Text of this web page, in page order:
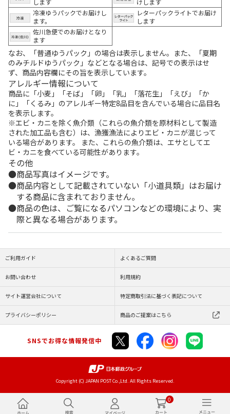
0
します
けします
冷凍ゆうパックでお届けし
ます。
レターパックライトでお届け
します
佐川急便でのお届けとなり
ます
なお、「普通ゆうパック」の場合は表示しません。また、「夏期
のみチルドゆうパック」などとなる場合は、記号での表示はせ
ず、商品内容欄にその旨を表示しています。
アレルギー情報について
商品に「小麦」「そば」「卵」「乳」「落花生」「えび」「か
に」「くるみ」のアレルギー特定8品目を含んでいる場合に品目名
を表示します。
※エビ・カニを除く魚介類（これらの魚介類を原材料として製造
された加工品も含む）は、漁獲漁法によりエビ・カニが混じって
いる場合があります。 また、これらの魚介類は、エサとしてエ
ビ・カニを食べている可能性があります。
その他
商品写真はイメージです。
商品内容として記載されていない「小道具類」はお届け
する商品に含まれておりません。
商品の色は、ご覧になるパソコンなどの環境により、実
際と異なる場合があります。
ご利用ガイド よくあるご質問
お問い合わせ 利用規約
サイト運営会社について 特定商取引法に基づく表記について
プライバシーポリシー 商品のご提案はこちら
SNSでお得な情報発信中
Copyright (C) JAPAN POST Co.,Ltd. All Rights Reserved.